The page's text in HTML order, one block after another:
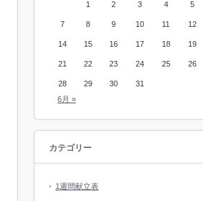
1 2 3 4 5
7 8 9 10 11 12
14 15 16 17 18 19
21 22 23 24 25 26
28 29 30
31
6月 »
カテゴリー
1週間献立表